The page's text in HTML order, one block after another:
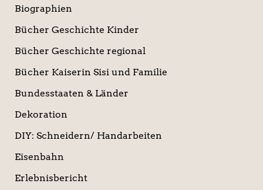
Biographien
Bücher Geschichte Kinder
Bücher Geschichte regional
Bücher Kaiserin Sisi und Familie
Bundesstaaten & Länder
Dekoration
DIY: Schneidern/ Handarbeiten
Eisenbahn
Erlebnisbericht